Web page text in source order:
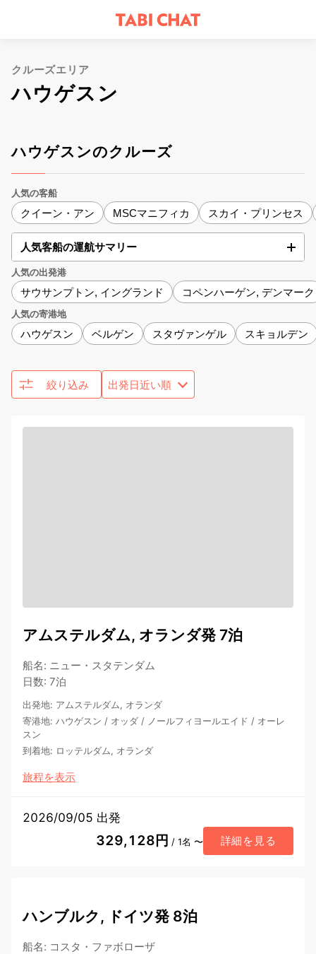
クルーズエリア
ハウゲスン
ハウゲスンのクルーズ
人気の客船
クイーン・アン MSCマニフィカ スカイ・プリンセス
人気客船の運航サマリー
人気の出発港
サウサンプトン, イングランド コペンハーゲン, デンマーク
人気の寄港地
ハウゲスン ベルゲン スタヴァンゲル スキョルデン
絞り込み
アムステルダム, オランダ発 7泊
船名: ニュー・スタテンダム
日数: 7泊
出発地: アムステルダム, オランダ
寄港地: ハウゲスン / オッダ / ノールフィヨールエイド / オーレ
スン
到着地: ロッテルダム, オランダ
旅程を表示
2026/09/05 出発
329,128円 / 1名 〜 詳細を見る
ハンブルク, ドイツ発 8泊
船名: コスタ・ファボローザ